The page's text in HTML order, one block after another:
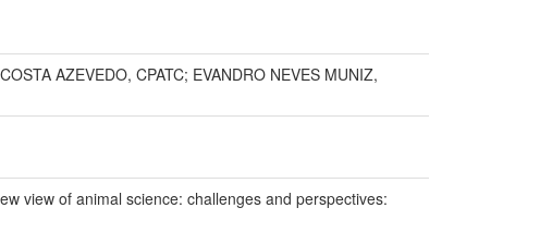
AZEVEDO, CPATC; EVANDRO NEVES MUNIZ,
view of animal science: challenges and perspectives: